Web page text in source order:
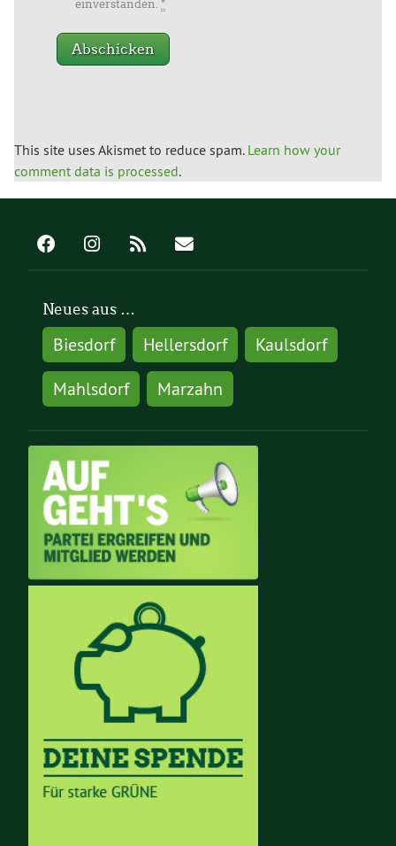
einverstanden. *
This site uses Akismet to reduce spam. Learn how your
comment data is processed.
Neues aus …
Biesdorf Hellersdorf
Kaulsdorf
Mahlsdorf
Marzahn